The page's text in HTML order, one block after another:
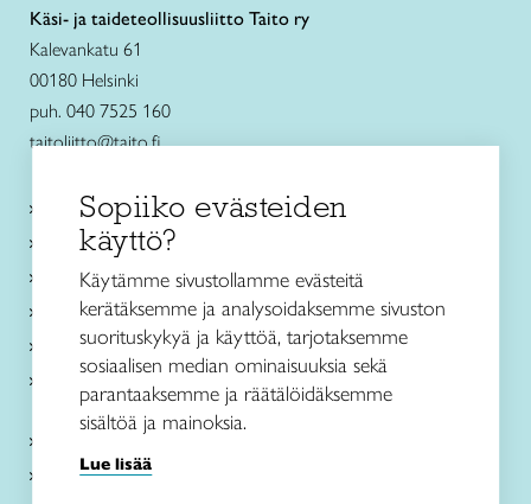
Käsi- ja taideteollisuusliitto Taito ry
Kalevankatu 61
00180 Helsinki
puh. 040 7525 160
taitoliitto@taito.fi
Käsityökurssit ja koulutus
Ajankohtaista
Käsityöohjeet
Me olemme Taito
Paikallinen toiminta
Verkkokaupat
Kirjaudu Arviin
Kirjaudu Taitocampukseen
Sopiiko evästeiden
käyttö?
Käytämme sivustollamme evästeitä
kerätäksemme ja analysoidaksemme sivuston
suorituskykyä ja käyttöä, tarjotaksemme
sosiaalisen median ominaisuuksia sekä
parantaaksemme ja räätälöidäksemme
sisältöä ja mainoksia.
Lue lisää